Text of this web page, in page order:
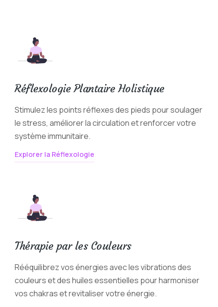
Réflexologie Plantaire Holistique
Stimulez les points réflexes des pieds pour soulager
le stress, améliorer la circulation et renforcer votre
système immunitaire.
Explorer la Réflexologie
Thérapie par les Couleurs
Rééquilibrez vos énergies avec les vibrations des
couleurs et des huiles essentielles pour harmoniser
vos chakras et revitaliser votre énergie.